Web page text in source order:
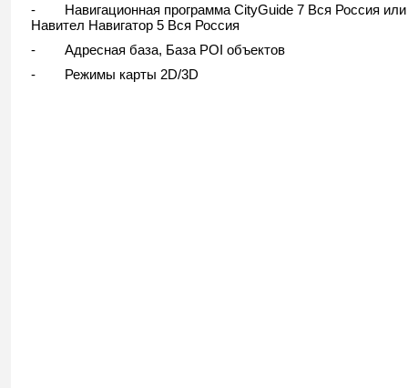
- Навигационная программа CityGuide 7 Вся Россия или
Навител Навигатор 5 Вся Россия
- Адресная база, База POI объектов
- Режимы карты 2D/3D